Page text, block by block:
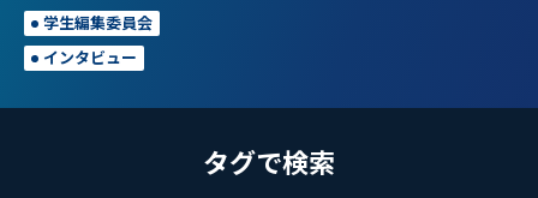
学生編集委員会
インタビュー
タグで検索